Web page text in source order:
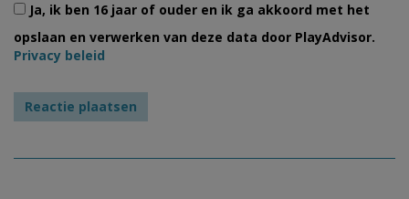
Ja, ik ben 16 jaar of ouder en ik ga akkoord met het
opslaan en verwerken van deze data door PlayAdvisor.
Privacy beleid